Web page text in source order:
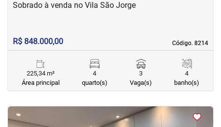
Código. 8214
Código. 8214
Sobrado à venda no Vila São Jorge
R$ 848.000,00
225,34 m²
Área principal
4
quarto(s)
3
Vaga(s)
4
banho(s)
< <<